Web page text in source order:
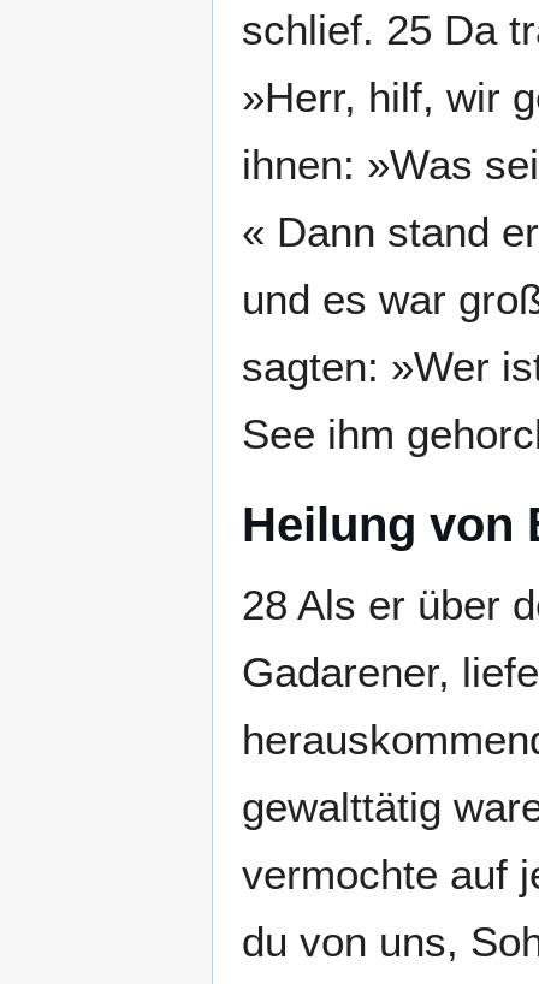
schlief. 25 Da
»Herr, hilf, wir
ihnen: »Was
« Dann stand
und es war
sagten: »Wer
See ihm
Heilung von
28 Als er über
Gadarener,
gewalttätig
vermochte auf
du von uns,